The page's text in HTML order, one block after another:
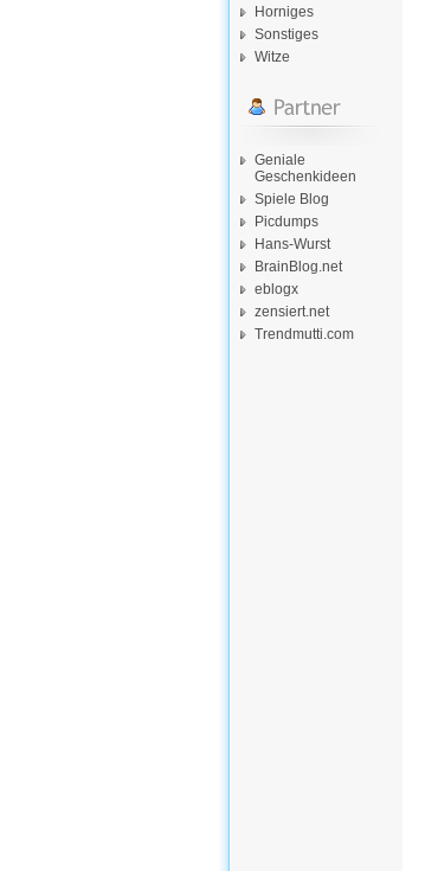
Horniges
Sonstiges
Witze
Geniale
Geschenkideen
Spiele Blog
Picdumps
Hans-Wurst
BrainBlog.net
eblogx
zensiert.net
Trendmutti.com